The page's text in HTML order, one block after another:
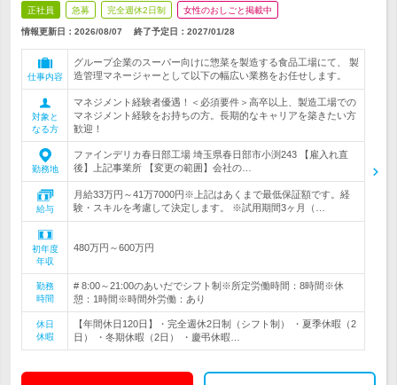
正社員 急募 完全週休2日制 女性のおしごと掲載中
情報更新日：2026/08/07 終了予定日： 2027/01/28
仕事内容
グループ企業のスーパー向けに惣菜を製造する食品工場にて、 製
造管理マネージャーとして以下の幅広い業務をお任せします。
対象と
なる方
マネジメント経験者優遇！＜必須要件＞高卒以上、製造工場での
マネジメント経験をお持ちの方。長期的なキャリアを築きたい方
歓迎！
勤務地
ファインデリカ春日部工場 埼玉県春日部市小渕243 【雇入れ直
後】上記事業所 【変更の範囲】会社の…
給与
月給33万円～41万7000円※上記はあくまで最低保証額です。経
験・スキルを考慮して決定します。 ※試用期間3ヶ月（…
初年度
年収
480万円～600万円
勤務
時間
# 8:00～21:00のあいだでシフト制※所定労働時間：8時間※休
憩：1時間※時間外労働：あり
休日
休暇
【年間休日120日】・完全週休2日制（シフト制） ・夏季休暇（2
日） ・冬期休暇（2日） ・慶弔休暇…